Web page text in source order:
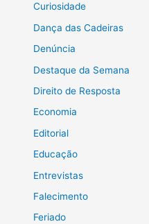
Curiosidade
Dança das Cadeiras
Denúncia
Destaque da Semana
Direito de Resposta
Economia
Editorial
Educação
Entrevistas
Falecimento
Feriado